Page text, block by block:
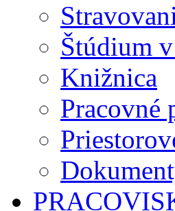
Štúdium
Knižnica
Pracovné